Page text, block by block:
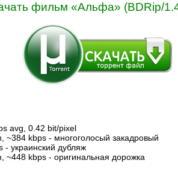
фильм «Альфа» (BDRip/
avg, 0.42 bit/pixel
~384 kbps - многоголосый закадровый
- украинский дубляж
~448 kbps - оригинальная дорожка